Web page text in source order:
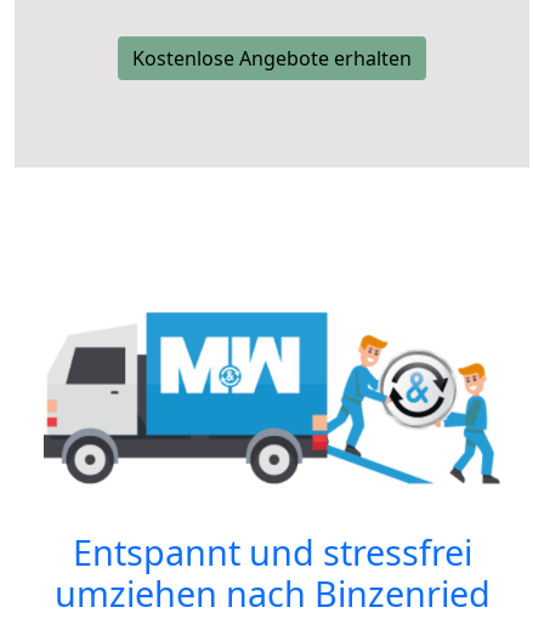
Kostenlose Angebote erhalten
Entspannt und stressfrei
umziehen nach Binzenried